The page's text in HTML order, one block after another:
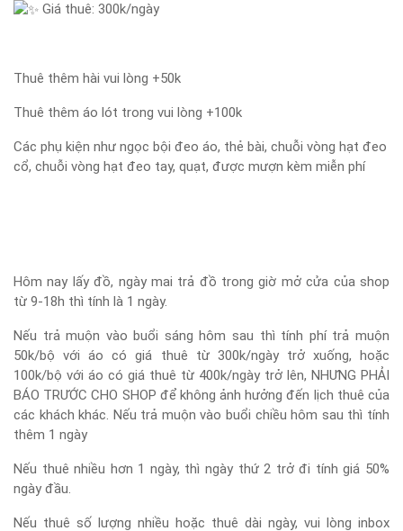
Giá thuê: 300k/ngày
Thuê thêm hài vui lòng +50k
Thuê thêm áo lót trong vui lòng +100k
Các phụ kiện như ngọc bội đeo áo, thẻ bài, chuỗi vòng hạt đeo
cổ, chuỗi vòng hạt đeo tay, quạt, được mượn kèm miễn phí
Hôm nay lấy đồ, ngày mai trả đồ trong giờ mở cửa của shop
từ 9-18h thì tính là 1 ngày.
Nếu trả muộn vào buổi sáng hôm sau thì tính phí trả muộn
50k/bộ với áo có giá thuê từ 300k/ngày trở xuống, hoặc
100k/bộ với áo có giá thuê từ 400k/ngày trở lên, NHƯNG PHẢI
BÁO TRƯỚC CHO SHOP để không ảnh hưởng đến lịch thuê của
các khách khác. Nếu trả muộn vào buổi chiều hôm sau thì tính
thêm 1 ngày
Nếu thuê nhiều hơn 1 ngày, thì ngày thứ 2 trở đi tính giá 50%
ngày đầu.
Nếu thuê số lượng nhiều hoặc thuê dài ngày, vui lòng inbox